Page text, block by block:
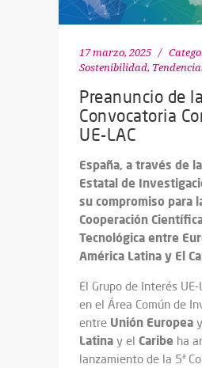
17 marzo, 2025
Sostenibilidad,
Preanuncio de
Convocatoria
UE-LAC
España, a través de
Estatal de
su compromiso para
Cooperación
Tecnológica entre
América Latina y El
El Grupo de Interés
en el Área Común de
entre Unión Europea y
Latina y el Caribe ha
lanzamiento de la 5ª